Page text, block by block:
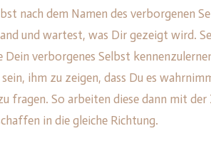
nach dem Namen des verborgenen
und wartest, was Dir gezeigt wird.
Dein verborgenes Selbst
ihm zu zeigen, dass Du es
fragen. So arbeiten diese dann mit
in die gleiche Richtung.